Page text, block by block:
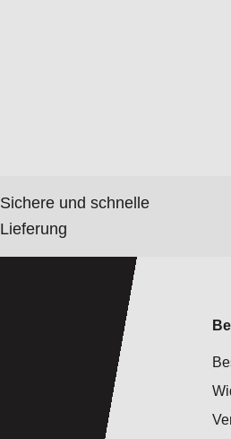
Sichere und schnelle
Lieferung